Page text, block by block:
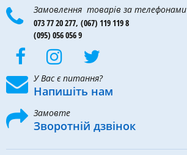
Замовлення товарів за телефонами
073 77 20 277, (067) 119 119 8
(095) 056 056 9
У Вас є питання?
Напишіть нам
Замовте
Зворотній дзвінок